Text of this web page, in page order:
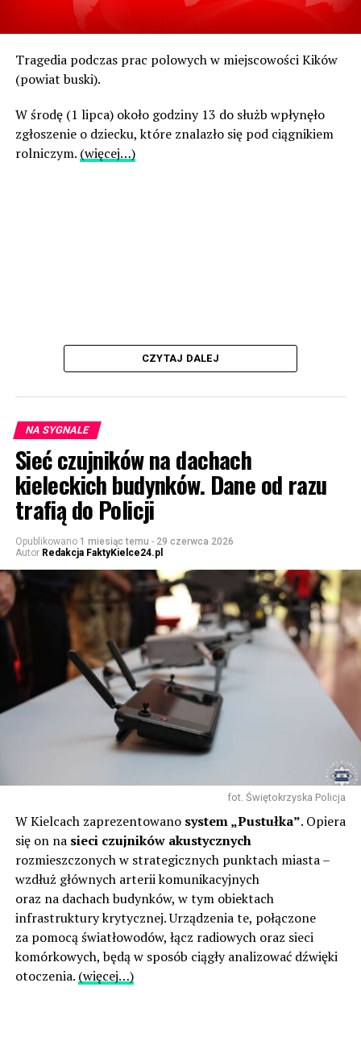
Tragedia podczas prac polowych w miejscowości Kików
(powiat buski).
W środę (1 lipca) około godziny 13 do służb wpłynęło
zgłoszenie o dziecku, które znalazło się pod ciągnikiem
rolniczym. (więcej…)
CZYTAJ DALEJ
NA SYGNALE
Sieć czujników na dachach
kieleckich budynków. Dane od razu
trafią do Policji
Opublikowano 1 miesiąc temu - 29 czerwca 2026
Autor Redakcja FaktyKielce24.pl
fot. Świętokrzyska Policja
W Kielcach zaprezentowano system „Pustułka”. Opiera
się on na sieci czujników akustycznych
rozmieszczonych w strategicznych punktach miasta –
wzdłuż głównych arterii komunikacyjnych
oraz na dachach budynków, w tym obiektach
infrastruktury krytycznej. Urządzenia te, połączone
za pomocą światłowodów, łącz radiowych oraz sieci
komórkowych, będą w sposób ciągły analizować dźwięki
otoczenia. (więcej…)